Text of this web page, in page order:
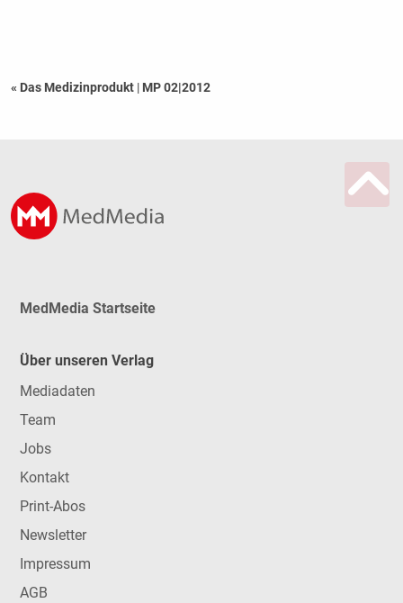
« Das Medizinprodukt | MP 02|2012
MedMedia Startseite
Über unseren Verlag
Mediadaten
Team
Jobs
Kontakt
Print-Abos
Newsletter
Impressum
AGB